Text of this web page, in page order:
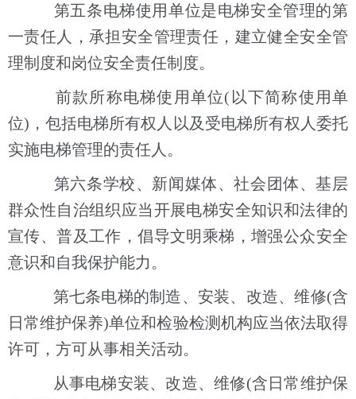
第五条电梯使用单位是电梯安全管理的第
一责任人，承担安全管理责任，建立健全安全管
理制度和岗位安全责任制度。
前款所称电梯使用单位(以下简称使用单
位)，包括电梯所有权人以及受电梯所有权人委托
实施电梯管理的责任人。
第六条学校、新闻媒体、社会团体、基层
群众性自治组织应当开展电梯安全知识和法律的
宣传、普及工作，倡导文明乘梯，增强公众安全
意识和自我保护能力。
第七条电梯的制造、安装、改造、维修(含
日常维护保养)单位和检验检测机构应当依法取得
许可，方可从事相关活动。
从事电梯安装、改造、维修(含日常维护保